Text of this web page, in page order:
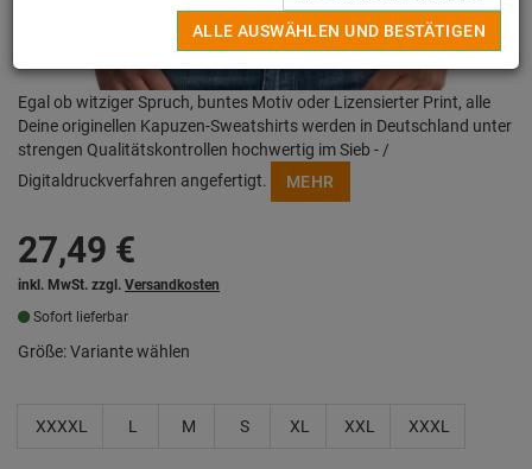
Egal ob witziger Spruch, buntes Motiv oder Lizensierter Print, alle
Deine originellen Kapuzen-Sweatshirts werden in Deutschland unter
strengen Qualitätskontrollen hochwertig im Sieb - /
Digitaldruckverfahren angefertigt.
MEHR
27,49 €
inkl. MwSt. zzgl. Versandkosten
Sofort lieferbar
Größe:Variante wählen
XXXXL L M S XL XXL XXXL
ALLE AUSWÄHLEN UND BESTÄTIGEN